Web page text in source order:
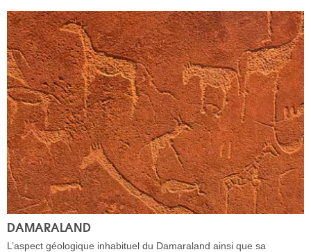
DAMARALAND
L’aspect géologique inhabituel du Damaraland ainsi que sa